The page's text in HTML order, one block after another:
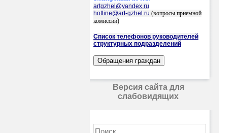
artgzhel@yandex.ru
hotline@art-gzhel.ru (вопросы приемной
комиссии)
Список телефонов руководителей
структурных подразделений
Версия сайта для
слабовидящих